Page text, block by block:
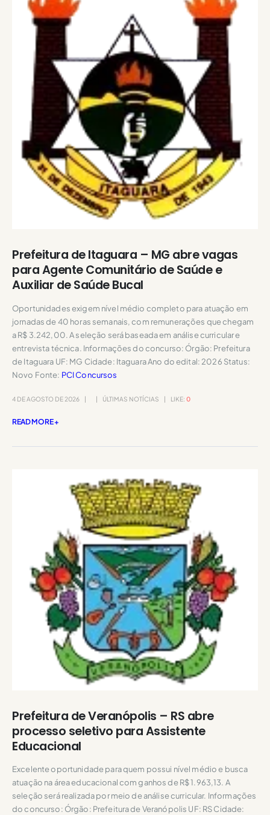
Prefeitura de Itaguara – MG abre vagas
para Agente Comunitário de Saúde e
Auxiliar de Saúde Bucal
Oportunidades exigem nível médio completo para atuação em
jornadas de 40 horas semanais, com remunerações que chegam
a R$ 3.242,00. A seleção será baseada em análise curricular e
entrevista técnica. Informações do concurso: Órgão: Prefeitura
de Itaguara UF: MG Cidade: Itaguara Ano do edital: 2026 Status:
Novo Fonte: PCI Concursos
4 DE AGOSTO DE 2026 ÚLTIMAS NOTÍCIAS LIKE: 0
READ MORE +
Prefeitura de Veranópolis – RS abre
processo seletivo para Assistente
Educacional
Excelente oportunidade para quem possui nível médio e busca
atuação na área educacional com ganhos de R$ 1.963,13. A
seleção será realizada por meio de análise curricular. Informações
do concurso: Órgão: Prefeitura de Veranópolis UF: RS Cidade: